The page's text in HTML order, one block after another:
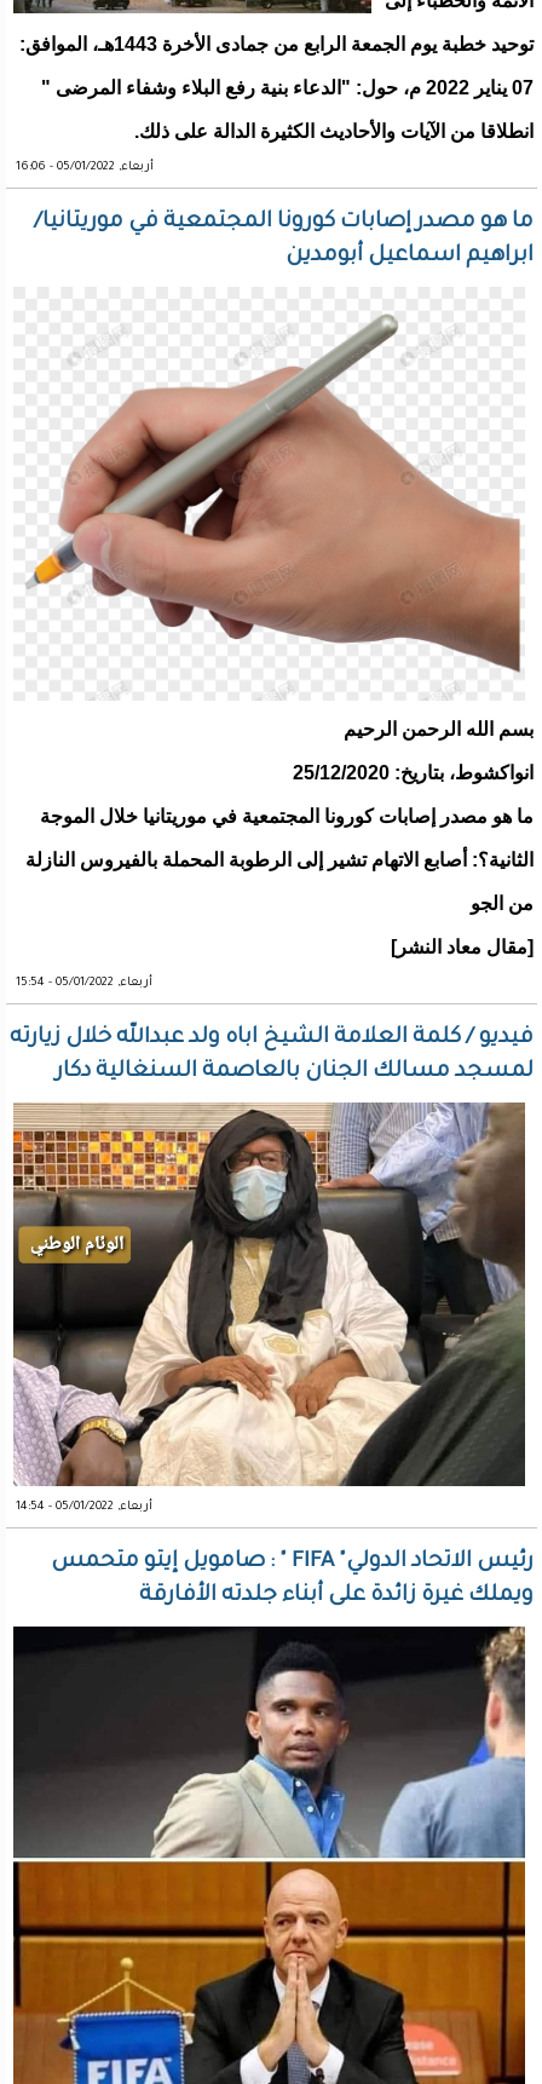
توحيد خطبة يوم الجمعة الرابع من جمادى الأخرة 1443هـ، الموافق:
07 يناير 2022 م، حول: "الدعاء بنية رفع البلاء وشفاء المرضى "
انطلاقا من الآيات والأحاديث الكثيرة الدالة على ذلك.
أربعاء, 05/01/2022 - 16:06
ما هو مصدر إصابات كورونا المجتمعية في موريتانيا/
ابراهيم اسماعيل أبومدين
بسم الله الرحمن الرحيم
انواكشوط، بتاريخ: 25/12/2020
ما هو مصدر إصابات كورونا المجتمعية في موريتانيا خلال الموجة
الثانية؟: أصابع الاتهام تشير إلى الرطوبة المحملة بالفيروس النازلة
من الجو
[مقال معاد النشر]
أربعاء, 05/01/2022 - 15:54
فيديو / كلمة العلامة الشيخ اباه ولد عبدالله خلال زيارته
لمسجد مسالك الجنان بالعاصمة السنغالية دكار
أربعاء, 05/01/2022 - 14:54
رئيس الاتحاد الدولي" FIFA " : صامويل إيتو متحمس
ويملك غيرة زائدة على أبناء جلدته الأفارقة